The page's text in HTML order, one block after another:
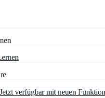
verfügbar mit neuen